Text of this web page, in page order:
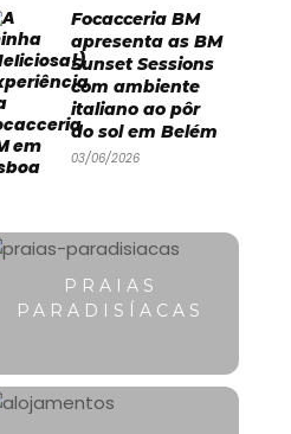
Focacceria BM
apresenta as BM
Sunset Sessions
com ambiente
italiano ao pôr
do sol em Belém
03/06/2026
PRAIAS
PARADISÍACAS